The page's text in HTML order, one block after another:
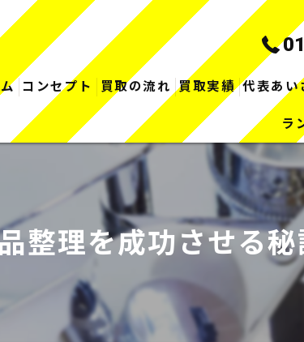
コンセプト 買取の流れ 買取実績 代表あい
ラ
整理を成功させる